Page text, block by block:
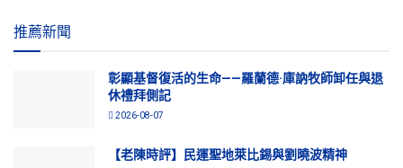
推薦新聞
彰顯基督復活的生命——羅蘭德·庫訥牧師卸任與退
休禮拜側記
2026-08-07
【老陳時評】民運聖地萊比錫與劉曉波精神